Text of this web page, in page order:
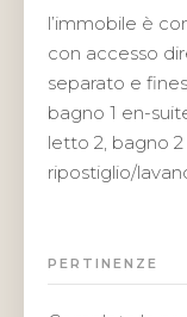
l’immobile è
con accesso
separato e
bagno 1 en-
letto 2, bagno
ripostiglio/
PERTINENZE